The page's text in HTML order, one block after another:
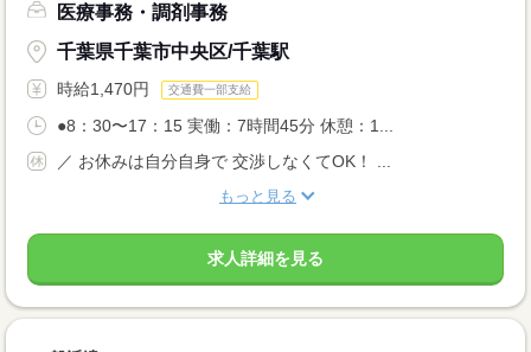
医療事務・調剤事務
千葉県千葉市中央区/千葉駅
時給1,470円 交通費一部支給
●8：30〜17：15 実働：7時間45分 休憩：1...
／ お休みは自分自身で 交渉しなくてOK！ ...
もっと見る
求人詳細を見る